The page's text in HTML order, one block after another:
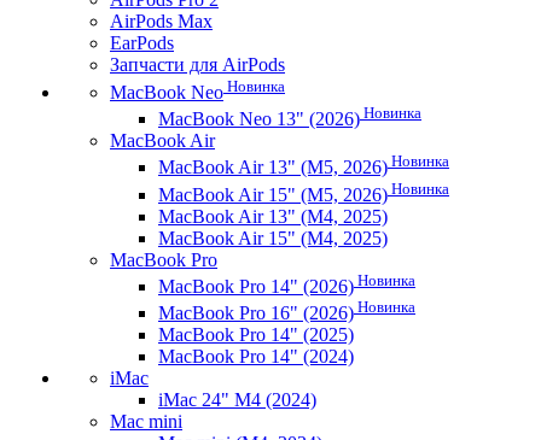
AirPods Max
EarPods
Запчасти для AirPods
MacBook Neo Новинка
MacBook Neo 13" (2026) Новинка
MacBook Air
MacBook Air 13" (M5, 2026) Новинка
MacBook Air 15" (M5, 2026) Новинка
MacBook Air 13" (M4, 2025)
MacBook Air 15" (M4, 2025)
MacBook Pro
MacBook Pro 14" (2026) Новинка
MacBook Pro 16" (2026) Новинка
MacBook Pro 14" (2025)
MacBook Pro 14" (2024)
iMac
iMac 24" M4 (2024)
Mac mini